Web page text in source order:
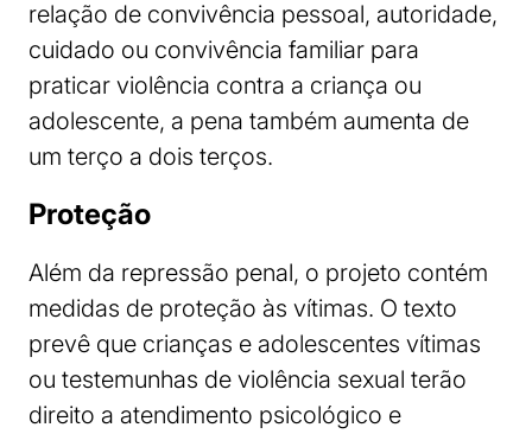
relação de convivência pessoal, autoridade,
cuidado ou convivência familiar para
praticar violência contra a criança ou
adolescente, a pena também aumenta de
um terço a dois terços.
Proteção
Além da repressão penal, o projeto contém
medidas de proteção às vítimas. O texto
prevê que crianças e adolescentes vítimas
ou testemunhas de violência sexual terão
direito a atendimento psicológico e